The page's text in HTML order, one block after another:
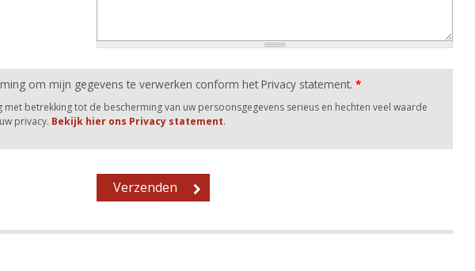
om mijn gegevens te verwerken conform het Privacy statement. *
met betrekking tot de bescherming van uw persoonsgegevens serieus en hechten veel waarde
privacy. Bekijk hier ons Privacy statement.